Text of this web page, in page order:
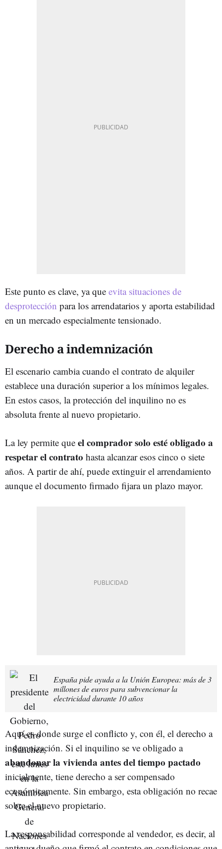
Este punto es clave, ya que evita situaciones de
desprotección para los arrendatarios y aporta estabilidad
en un mercado especialmente tensionado.
Derecho a indemnización
El escenario cambia cuando el contrato de alquiler
establece una duración superior a los mínimos legales.
En estos casos, la protección del inquilino no es
absoluta frente al nuevo propietario.
La ley permite que el comprador solo esté obligado a
respetar el contrato hasta alcanzar esos cinco o siete
años. A partir de ahí, puede extinguir el arrendamiento
aunque el documento firmado fijara un plazo mayor.
España pide ayuda a la Unión Europea: más de 3
millones de euros para subvencionar la
electricidad durante 10 años
Aquí es donde surge el conflicto y, con él, el derecho a
indemnización. Si el inquilino se ve obligado a
abandonar la vivienda antes del tiempo pactado
inicialmente, tiene derecho a ser compensado
económicamente. Sin embargo, esta obligación no recae
sobre el nuevo propietario.
La responsabilidad corresponde al vendedor, es decir, al